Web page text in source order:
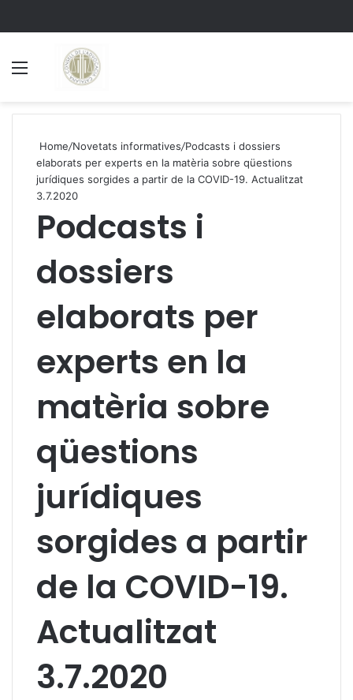
Home/Novetats informatives/Podcasts i dossiers
elaborats per experts en la matèria sobre qüestions
jurídiques sorgides a partir de la COVID-19. Actualitzat
3.7.2020
Podcasts i
dossiers
elaborats per
experts en la
matèria sobre
qüestions
jurídiques
sorgides a partir
de la COVID-19.
Actualitzat
3.7.2020